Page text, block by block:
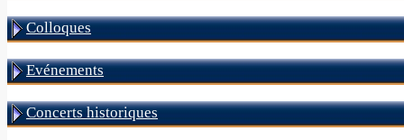
Colloques
Evénements
Concerts historiques